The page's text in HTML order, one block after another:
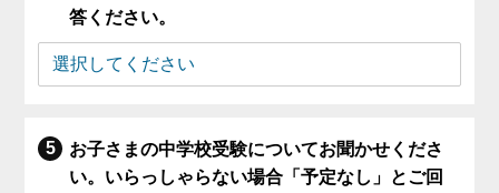
答ください。
お子さまの中学校受験についてお聞かせくださ
い。いらっしゃらない場合「予定なし」とご回